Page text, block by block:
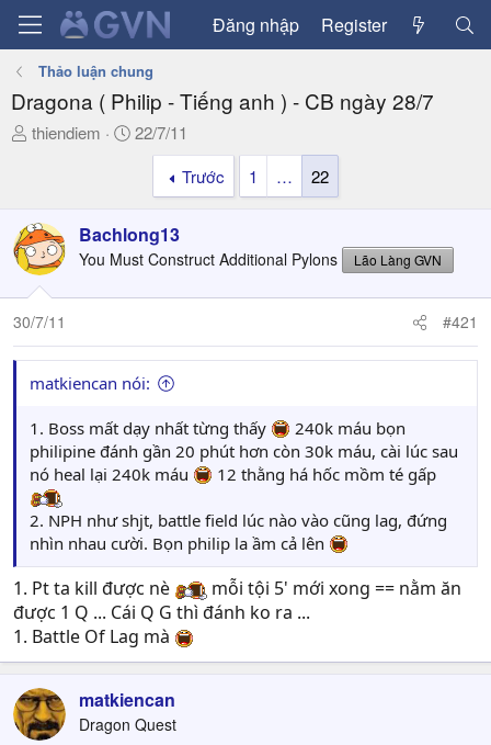
Đăng nhập Register
Thảo luận chung
Dragona ( Philip - Tiếng anh ) - CB ngày 28/7
T
a
d
s
t
a
t
e
thiendiem
N
ử
i
22/7/11
Trước
1 … 22
Bachlong13
You Must Construct Additional Pylons Lão Làng GVN
30/7/11 #421
matkiencan nói:
1. Boss mất dạy nhất từng thấy
240k máu bọn
philipine đánh gần 20 phút hơn còn 30k máu, cài lúc sau
nó heal lại 240k máu
12 thằng há hốc mồm té gấp
2. NPH như shjt, battle field lúc nào vào cũng lag, đứng
nhìn nhau cười. Bọn philip la ầm cả lên
1. Pt ta kill được nè
mỗi tội 5' mới xong == nằm ăn
được 1 Q ... Cái Q G thì đánh ko ra ...
1. Battle Of Lag mà
matkiencan
Dragon Quest